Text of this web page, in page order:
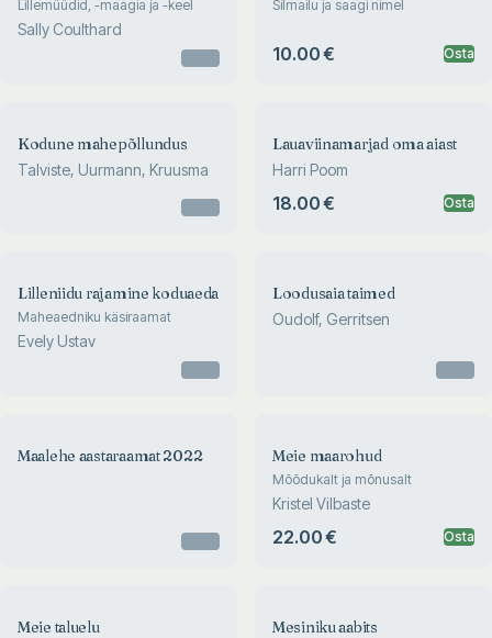
Lillemüüdid, -maagia ja -keel
Sally Coulthard
Silmailu ja saagi nimel
10.00 € Osta
Kodune mahepõllundus
Talviste, Uurmann, Kruusma
Lauaviinamarjad oma aiast
Harri Poom
18.00 € Osta
Lilleniidu rajamine koduaeda
Maheaedniku käsiraamat
Evely Ustav
Loodusaia taimed
Oudolf, Gerritsen
Maalehe aastaraamat 2022 Meie maarohud
Mõõdukalt ja mõnusalt
Kristel Vilbaste
22.00 € Osta
Meie taluelu Mesiniku aabits